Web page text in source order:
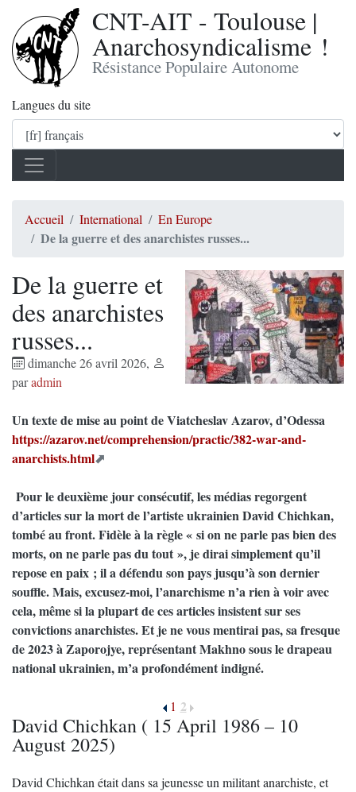
CNT-AIT - Toulouse |
Anarchosyndicalisme !
Résistance Populaire Autonome
Langues du site
Accueil International En Europe
De la guerre et des anarchistes russes...
De la guerre et
des anarchistes
russes...
dimanche 26 avril 2026,
paradmin
Un texte de mise au point de Viatcheslav Azarov, d’Odessa
https://azarov.net/comprehension/practic/382-war-and-
anarchists.html
Pour le deuxième jour consécutif, les médias regorgent
d’articles sur la mort de l’artiste ukrainien David Chichkan,
tombé au front. Fidèle à la règle « si on ne parle pas bien des
morts, on ne parle pas du tout », je dirai simplement qu’il
repose en paix ; il a défendu son pays jusqu’à son dernier
souffle. Mais, excusez-moi, l’anarchisme n’a rien à voir avec
cela, même si la plupart de ces articles insistent sur ses
convictions anarchistes. Et je ne vous mentirai pas, sa fresque
de 2023 à Zaporojye, représentant Makhno sous le drapeau
national ukrainien, m’a profondément indigné.
1 2
David Chichkan ( 15 April 1986 – 10
August 2025)
David Chichkan était dans sa jeunesse un militant anarchiste, et